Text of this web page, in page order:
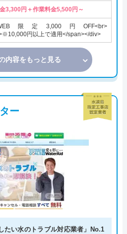
3,300円＋作業料金5,500円～
限定3,000円OFF<br>
円以上で適用</span></div>
内容をもっと見る
ー
たい水のトラブル対応業者」No.1